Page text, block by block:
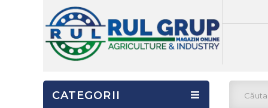
CATEGORII